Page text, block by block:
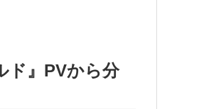
ド』PVから分